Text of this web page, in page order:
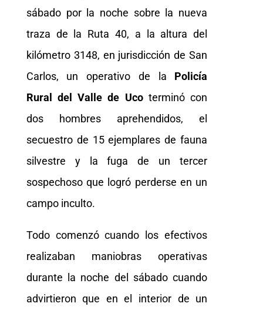
sábado por la noche sobre la nueva
traza de la Ruta 40, a la altura del
kilómetro 3148, en jurisdicción de San
Carlos, un operativo de la Policía
Rural del Valle de Uco terminó con
dos hombres aprehendidos, el
secuestro de 15 ejemplares de fauna
silvestre y la fuga de un tercer
sospechoso que logró perderse en un
campo inculto.
Todo comenzó cuando los efectivos
realizaban maniobras operativas
durante la noche del sábado cuando
advirtieron que en el interior de un